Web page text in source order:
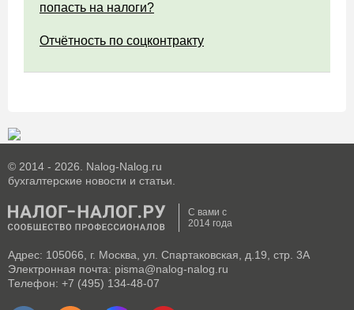
попасть на налоги?
Отчётность по соцконтракту
© 2014 - 2026. Nalog-Nalog.ru
бухгалтерские новости и статьи.
С вами с
2014 года
Адрес: 105066, г. Москва, ул. Спартаковская, д.19, стр. 3А
Электронная почта: pisma@nalog-nalog.ru
Телефон: +7 (495) 134-48-07